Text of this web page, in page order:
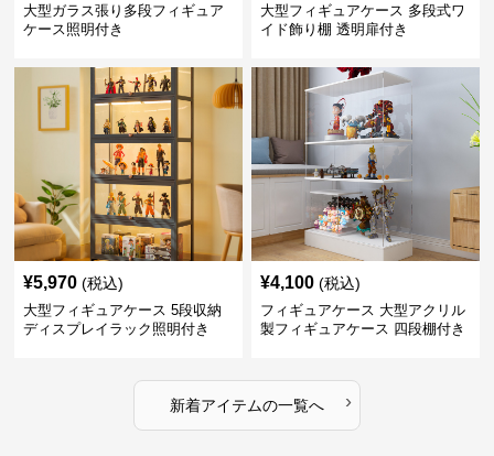
大型ガラス張り多段フィギュア
ケース照明付き
大型フィギュアケース 多段式ワ
イド飾り棚 透明扉付き
¥5,970 (税込)
大型フィギュアケース 5段収納
ディスプレイラック照明付き
¥4,100 (税込)
フィギュアケース 大型アクリル
製フィギュアケース 四段棚付き
新着アイテムの一覧へ ›